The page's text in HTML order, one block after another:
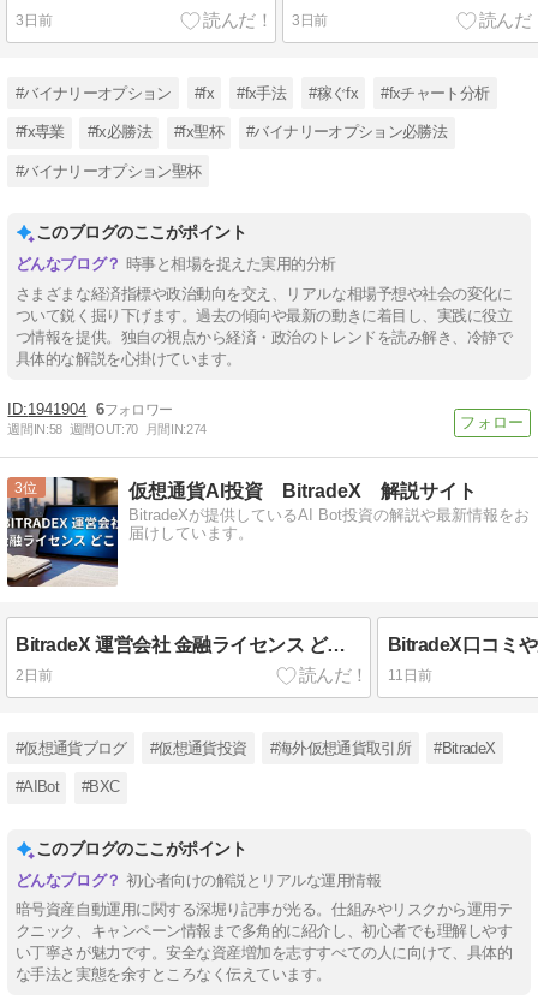
3日前 3日前
#バイナリーオプション #fx #fx手法 #稼ぐfx #fxチャート分析
#fx専業 #fx必勝法 #fx聖杯 #バイナリーオプション必勝法
#バイナリーオプション聖杯
このブログのここがポイント
時事と相場を捉えた実用的分析
さまざまな経済指標や政治動向を交え、リアルな相場予想や社会の変化に
ついて鋭く掘り下げます。過去の傾向や最新の動きに着目し、実践に役立
つ情報を提供。独自の視点から経済・政治のトレンドを読み解き、冷静で
具体的な解説を心掛けています。
1941904 6
週間IN:58 週間OUT:70 月間IN:274
3 仮想通貨AI投資 BitradeX 解説サイト
BitradeXが提供しているAI Bot投資の解説や最新情報をお
届けしています。
BitradeX 運営会社 金融ライセンス どこ？
2日前 11日前
#仮想通貨ブログ #仮想通貨投資 #海外仮想通貨取引所 #BitradeX
#AIBot #BXC
このブログのここがポイント
初心者向けの解説とリアルな運用情報
暗号資産自動運用に関する深堀り記事が光る。仕組みやリスクから運用テ
クニック、キャンペーン情報まで多角的に紹介し、初心者でも理解しやす
い丁寧さが魅力です。安全な資産増加を志すすべての人に向けて、具体的
な手法と実態を余すところなく伝えています。